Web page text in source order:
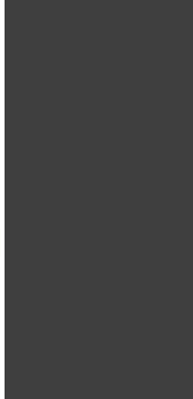
в одном клике от Вас!